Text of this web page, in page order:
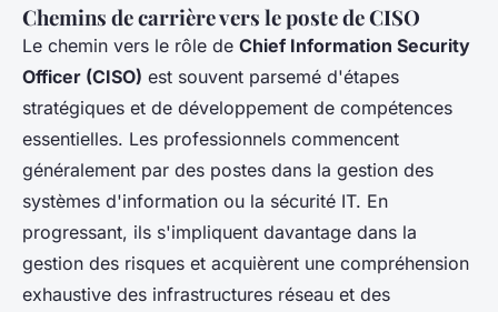
Chemins de carrière vers le poste de CISO
Le chemin vers le rôle de Chief Information Security
Officer (CISO) est souvent parsemé d'étapes
stratégiques et de développement de compétences
essentielles. Les professionnels commencent
généralement par des postes dans la gestion des
systèmes d'information ou la sécurité IT. En
progressant, ils s'impliquent davantage dans la
gestion des risques et acquièrent une compréhension
exhaustive des infrastructures réseau et des